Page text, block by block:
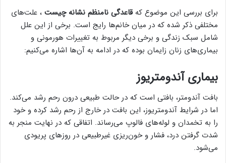
برای بررسی این موضوع کهقاعدگی نامنظم نشانه چیست ، علت‌های
مختلفی ذکر شده که در میان خانم‌ها رایج است. برخی از این علل
شامل سبک زندگی و برخی دیگر مربوط به تغییرات هورمونی و
بیماری‌های زنان زایمان بوده که در ادامه به آن‌ها اشاره می‌کنیم:
بیماری آندومتریوز
بافت آندومتر، بافتی است که در حالت طبیعی درون رحم رشد می‌کند.
اما در شرایط آندومتریوز، این بافت در خارج از رحم رشد کرده و خود
را به تخمدان و لوله‌های فالوپ می‌رساند. اتفاقی که در نهایت منجر به
شدت گرفتن درد، فشار و خون‌ریزی غیرطبیعی در روزهای پریودی
می‌شود.